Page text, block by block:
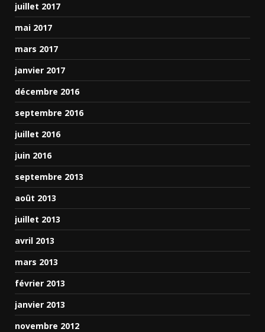
juillet 2017
mai 2017
mars 2017
janvier 2017
décembre 2016
septembre 2016
juillet 2016
juin 2016
septembre 2013
août 2013
juillet 2013
avril 2013
mars 2013
février 2013
janvier 2013
novembre 2012